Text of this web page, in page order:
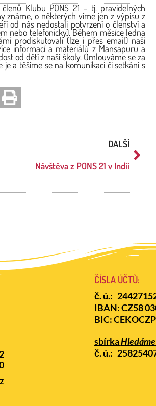
Klubu PONS 21 – tj. pravidelných
známe, o některých víme jen z výpisu z
od nás nedostali potvrzení o členství a
nebo telefonicky). Během měsíce ledna
prodiskutovali (lze i přes email) naši
informací a materiálů z Mansapuru a
od dětí z naší školy. Omlouváme se za
a těšíme se na komunikaci či setkání s
DALŠÍ
Návštěva z PONS 21 v Indii
ČÍSLA ÚČTŮ:
č. ú.:
IBAN: CZ58
BIC:
sbírka
č. ú.: